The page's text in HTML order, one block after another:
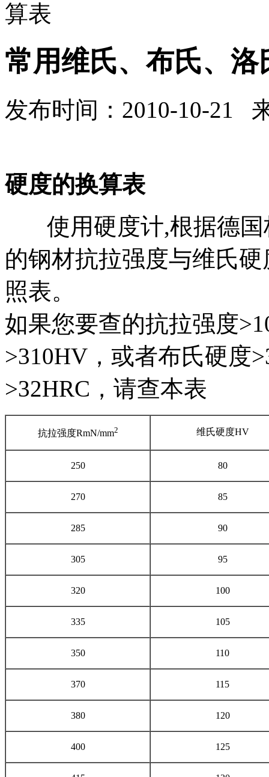
算表
常用维氏、布氏、
发布时间：2010-10-21
硬度的换算表
使用硬度计,根据德国
的钢材抗拉强度与维氏
照表。
如果您要查的抗拉强度
>310HV，或者布氏硬度
>32HRC，请查本表
抗拉强度RmN/mm2 维氏硬度HV
250 80
270 85
285 90
305 95
320 100
335 105
350 110
370 115
380 120
400 125